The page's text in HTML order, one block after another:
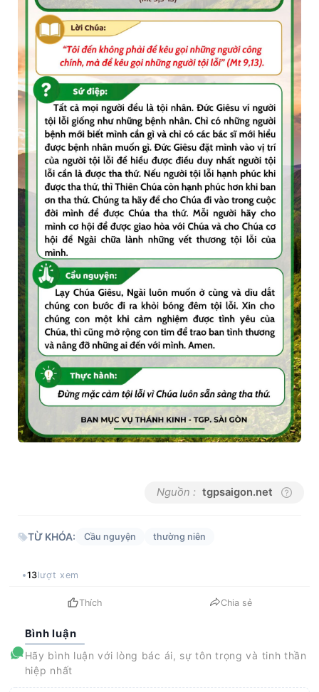
Nguồn : tgpsaigon.net
TỪ KHÓA: Cầu nguyện thường niên
13lượt xem
Thích Chia sẻ
Bình luận
Hãy bình luận với lòng bác ái, sự tôn trọng và tinh thần
hiệp nhất